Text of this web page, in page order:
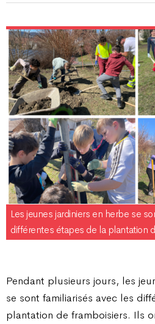
Les jeunes jardiniers en herbe se
différentes étapes de la plantation
Pendant plusieurs jours, les
se sont familiarisés avec les
plantation de framboisiers. Ils